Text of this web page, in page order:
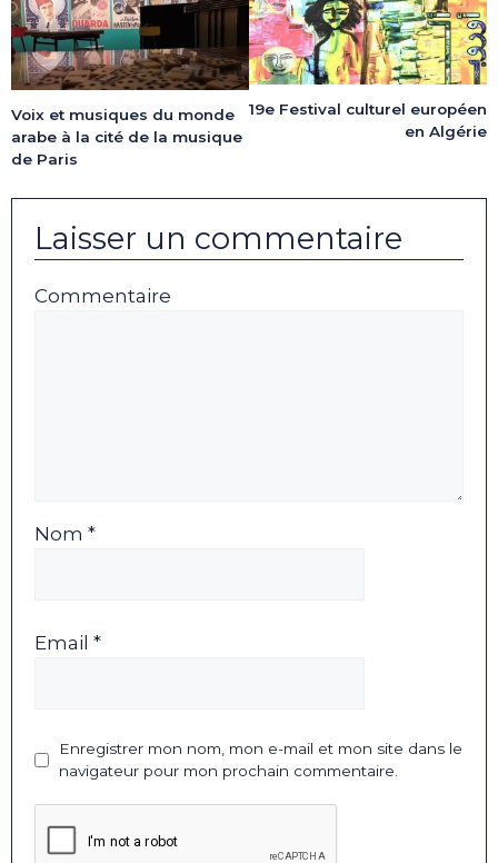
Voix et musiques du monde
arabe à la cité de la musique
de Paris
19e Festival culturel européen
en Algérie
Laisser un commentaire
Commentaire
Nom *
Email *
Enregistrer mon nom, mon e-mail et mon site dans le
navigateur pour mon prochain commentaire.